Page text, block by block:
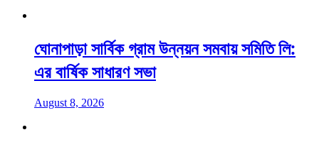
ঘোনাপাড়া সার্বিক গ্রাম উন্নয়ন সমবায় সমিতি লি:
এর বার্ষিক সাধারণ সভা
August 8, 2026